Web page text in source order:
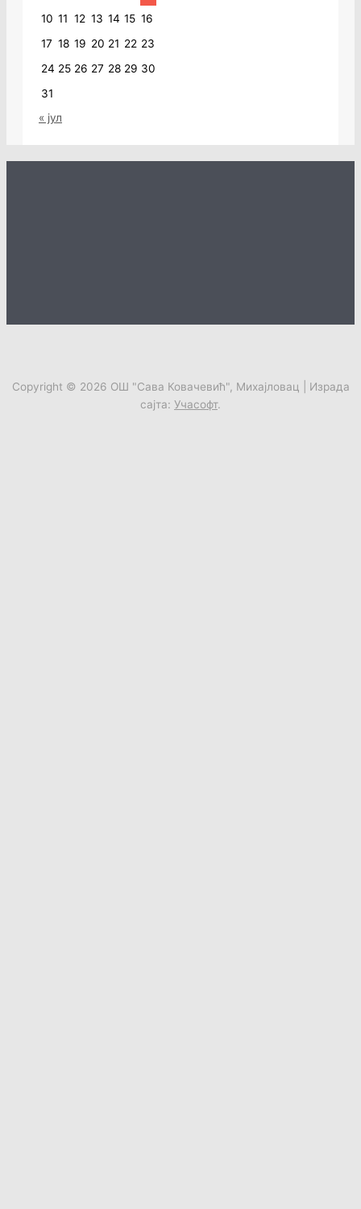
10 11 12 13 14 15 16
17 18 19 20 21 22 23
24 25 26 27 28 29 30
31
« јул
Copyright © 2026 ОШ "Сава Ковачевић", Михајловац | Израда
сајта: Учасофт.